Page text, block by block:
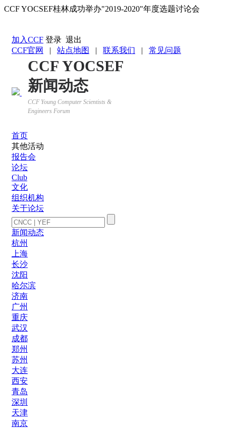
CCF YOCSEF桂林成功举办"2019-2020"年度选题讨论会
加入CCF 登录 退出
CCF官网
| 站点地图 | 联系我们 | 常见问题
CCF YOCSEF
新闻动态
CCF Young Computer Scientists &
Engineers Forum
首页
其他活动
报告会
论坛
Club
文化
组织机构
关于论坛
新闻动态
杭州
上海
长沙
沈阳
哈尔滨
济南
广州
重庆
武汉
成都
郑州
苏州
大连
西安
青岛
深圳
天津
南京